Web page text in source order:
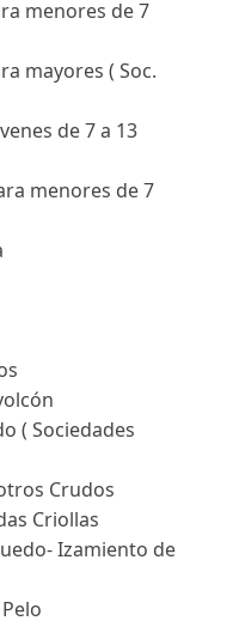
menores de 7
mayores ( Soc.
de 7 a 13
menores de 7
( Sociedades
Crudos
Criollas
Izamiento de